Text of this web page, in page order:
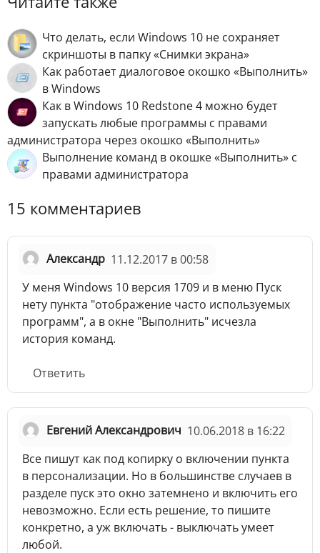
Что делать, если Windows 10 не сохраняет
скриншоты в папку «Снимки экрана»
Как работает диалоговое окошко «Выполнить»
в Windows
Как в Windows 10 Redstone 4 можно будет
запускать любые программы с правами
администратора через окошко «Выполнить»
Выполнение команд в окошке «Выполнить» с
правами администратора
15 комментариев
Александр 11.12.2017 в 00:58
У меня Windows 10 версия 1709 и в меню Пуск
нету пункта "отображение часто используемых
программ", а в окне "Выполнить" исчезла
история команд.
Ответить
Евгений Александрович 10.06.2018 в 16:22
Все пишут как под копирку о включении пункта
в персонализации. Но в большинстве случаев в
разделе пуск это окно затемнено и включить его
невозможно. Если есть решение, то пишите
конкретно, а уж включать - выключать умеет
любой.